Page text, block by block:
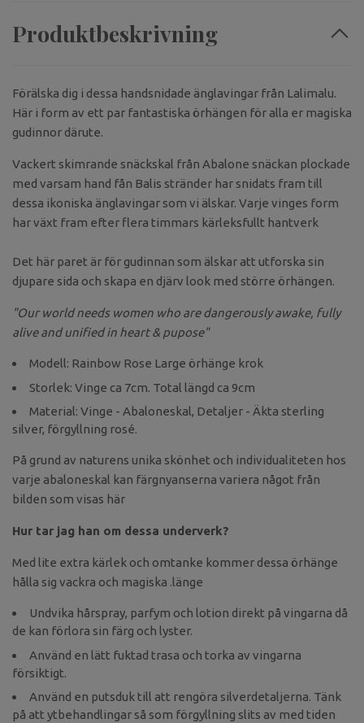
Produktbeskrivning
Förälska dig i dessa handsnidade änglavingar från Lalimalu.
Här i form av ett par fantastiska örhängen för alla er magiska
gudinnor därute.
Vackert skimrande snäckskal från Abalone snäckan plockade
med varsam hand fån Balis stränder har snidats fram till
dessa ikoniska änglavingar som vi älskar. Varje vinges form
har växt fram efter flera timmars kärleksfullt hantverk
Det här paret är för gudinnan som älskar att utforska sin
djupare sida och skapa en djärv look med större örhängen.
"Our world needs women who are dangerously awake, fully
alive and unified in heart & pupose"
Modell: Rainbow Rose Large örhänge krok
Storlek: Vinge ca 7cm. Total längd ca 9cm
Material: Vinge - Abaloneskal, Detaljer - Äkta sterling
silver, förgyllning rosé.
På grund av naturens unika skönhet och individualiteten hos
varje abaloneskal kan färgnyanserna variera något från
bilden som visas här
Hur tar jag han om dessa underverk?
Med lite extra kärlek och omtanke kommer dessa örhänge
hålla sig vackra och magiska .länge
Undvika hårspray, parfym och lotion direkt på vingarna då
de kan förlora sin färg och lyster.
Använd en lätt fuktad trasa och torka av vingarna
försiktigt.
Använd en putsduk till att rengöra silverdetaljerna. Tänk
på att ytbehandlingar så som förgyllning slits av med tiden